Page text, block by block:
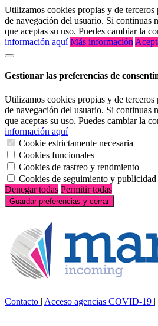
Utilizamos cookies propias y de terceros
de navegación del usuario. Si continuas
que aceptas su uso. Puedes cambiar la
información aquí Más información
Gestionar las preferencias de
Utilizamos cookies propias y de terceros
de navegación del usuario. Si continuas
que aceptas su uso. Puedes cambiar la
información aquí
Cookie estrictamente necesaria
Cookies funcionales
Cookies de rastreo y rendmiento
Cookies de seguimiento y publicidad
Denegar todas Permitir todas
Guardar preferencias y cerrar
Contacto | Acceso agencias COVID-19 |